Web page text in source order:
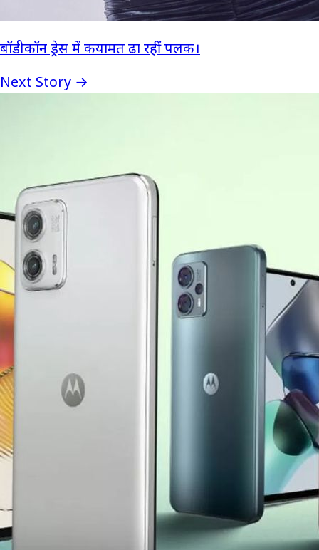
बॉडीकॉन ड्रेस में कयामत ढा रहीं पलक।
Next Story →